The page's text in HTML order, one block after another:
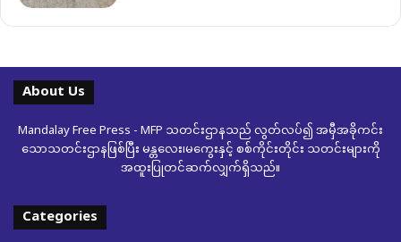
About Us
Mandalay Free Press - MFP သတင်းဌာနသည် လွတ်လပ်၍ အမှီအခိုကင်း
သောသတင်းဌာနဖြစ်ပြီး မန္တလေး၊မကွေးနှင့် စစ်ကိုင်းတိုင်း သတင်းများကို
အထူးပြုတင်ဆက်လျှက်ရှိသည်။
Categories